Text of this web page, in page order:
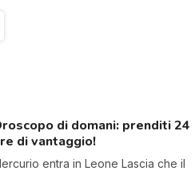
di domani: prenditi 24
di vantaggio!
entra in Leone Lascia che il